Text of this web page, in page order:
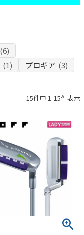
(6)
(1) プロギア (3)
15件中 1-15件表示